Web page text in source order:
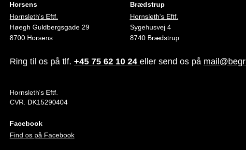
Horsens
Hornsleth's Eftf.
Høegh Guldbergsgade 29
8700 Horsens
Brædstrup
Hornsleth's Eftf.
Sygehusvej 4
8740 Brædstrup
Ring til os på tlf. +45 75 62 10 24 eller send os på
Hornsleth's Eftf.
CVR. DK15290404
Facebook
Find os på Facebook